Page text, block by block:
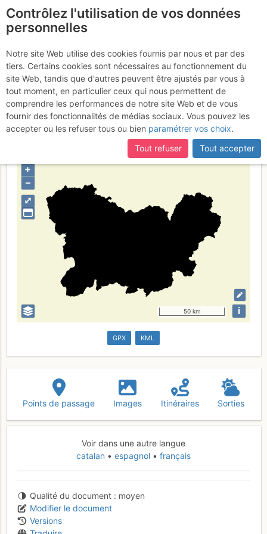
certaines pages ne sont plus accessibles, manquantes ou
incomplètes, déconnectez-vous puis reconnectez-vous à votre
compte sur le site.
Ourenseko
probintzia
Type de région limite administrative
⤢
+
–
50 km i
GPX KML
Points de passage Images Itinéraires Sorties
Voir dans une autre langue
catalan
espagnol français
Qualité du document
moyen
Modifier le document
Versions
Contrôlez l'utilisation de vos données
personnelles
Notre site Web utilise des cookies fournis par nous et par des
tiers. Certains cookies sont nécessaires au fonctionnement du
site Web, tandis que d'autres peuvent être ajustés par vous à
tout moment, en particulier ceux qui nous permettent de
comprendre les performances de notre site Web et de vous
fournir des fonctionnalités de médias sociaux. Vous pouvez les
accepter ou les refuser tous ou bien paramétrer vos choix.
Tout refuser
Tout accepter